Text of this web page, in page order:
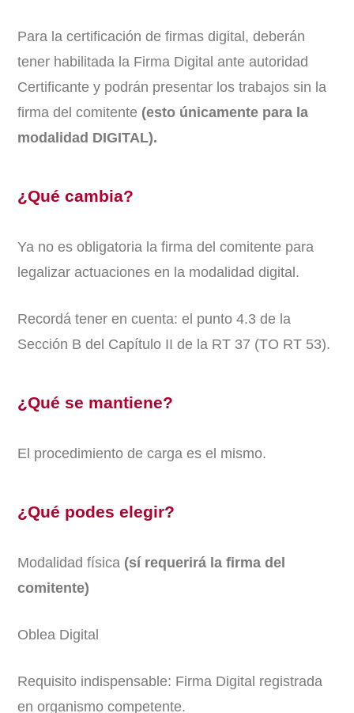
Para la certificación de firmas digital, deberán
tener habilitada la Firma Digital ante autoridad
Certificante y podrán presentar los trabajos sin la
firma del comitente (esto únicamente para la
modalidad DIGITAL).
¿Qué cambia?
Ya no es obligatoria la firma del comitente para
legalizar actuaciones en la modalidad digital.
Recordá tener en cuenta: el punto 4.3 de la
Sección B del Capítulo II de la RT 37 (TO RT 53).
¿Qué se mantiene?
El procedimiento de carga es el mismo.
¿Qué podes elegir?
Modalidad física (sí requerirá la firma del
comitente)
Oblea Digital
Requisito indispensable: Firma Digital registrada
en organismo competente.